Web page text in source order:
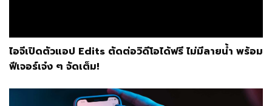
ไอจีเปิดตัวแอป Edits ตัดต่อวิดีโอได้ฟรี ไม่มีลายน้ำ พร้อม
ฟีเจอร์เจ๋ง ๆ จัดเต็ม!